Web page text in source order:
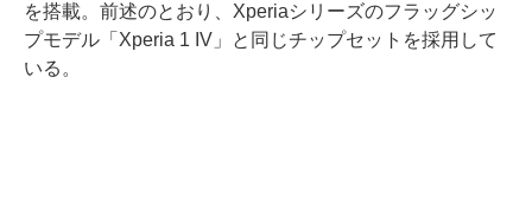
を搭載。前述のとおり、Xperiaシリーズのフラッグシッ
プモデル「Xperia 1 IV」と同じチップセットを採用して
いる。